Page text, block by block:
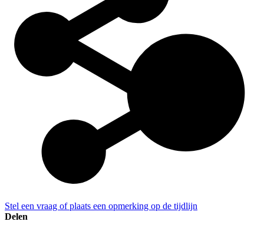
Stel een vraag of plaats een opmerking op de tijdlijn
Delen